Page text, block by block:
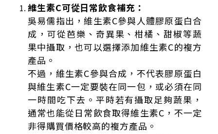
維生素C可從日常飲食補充：
吳易儒指出，維生素C參與人體膠原蛋白合
成，可從芭樂、奇異果、柑橘、甜椒等蔬
果中攝取，也可以選擇添加維生素C的複方
產品。
不過，維生素C參與合成，不代表膠原蛋白
與維生素C一定要裝在同一包，或必須在同
一時間吃下去。平時若有攝取足夠蔬果，
通常也能從日常飲食取得維生素C，不一定
非得購買價格較高的複方產品。